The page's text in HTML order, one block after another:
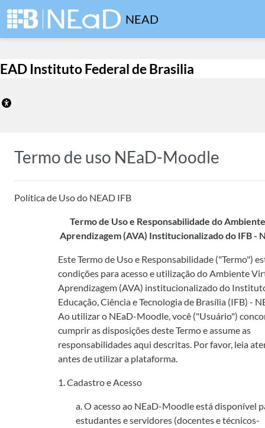
Ir para o conteúdo principal
NEAD
EAD Instituto Federal de Brasilia
Termo de uso NEaD-Moodle
Política de Uso do NEAD IFB
Termo de Uso e Responsabilidade do
Aprendizagem (AVA) Institucionalizado do IFB -
Este Termo de Uso e Responsabilidade ("Termo")
condições para acesso e utilização do Ambiente
Aprendizagem (AVA) institucionalizado do
Educação, Ciência e Tecnologia de Brasília (IFB) -
Ao utilizar o NEaD-Moodle, você ("Usuário")
cumprir as disposições deste Termo e assume as
responsabilidades aqui descritas. Por favor, leia
antes de utilizar a plataforma.
1. Cadastro e Acesso
a. O acesso ao NEaD-Moodle está disponível
estudantes e servidores (docentes e técnicos-